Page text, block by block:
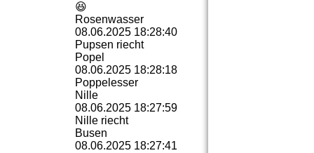
😆
Rosenwasser
08.06.2025 18:28:40
Pupsen riecht
Popel
08.06.2025 18:28:18
Poppelesser
Nille
08.06.2025 18:27:59
Nille riecht
Busen
08.06.2025 18:27:41